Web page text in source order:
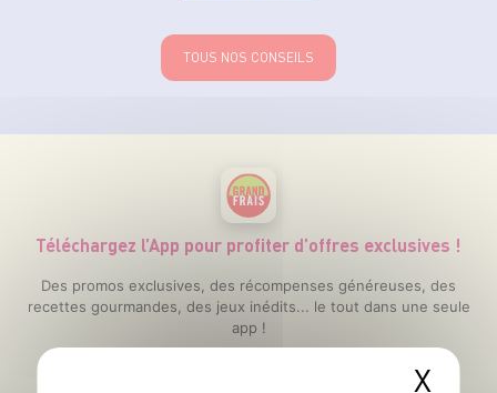
TOUS NOS CONSEILS
Téléchargez l’App pour profiter d’offres exclusives !
Des promos exclusives, des récompenses généreuses, des
recettes gourmandes, des jeux inédits... le tout dans une seule
app !
X